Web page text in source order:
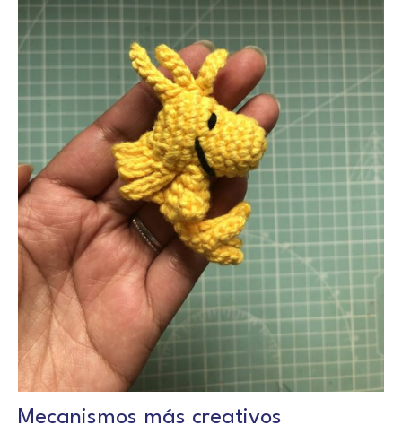
Mecanismos más creativos